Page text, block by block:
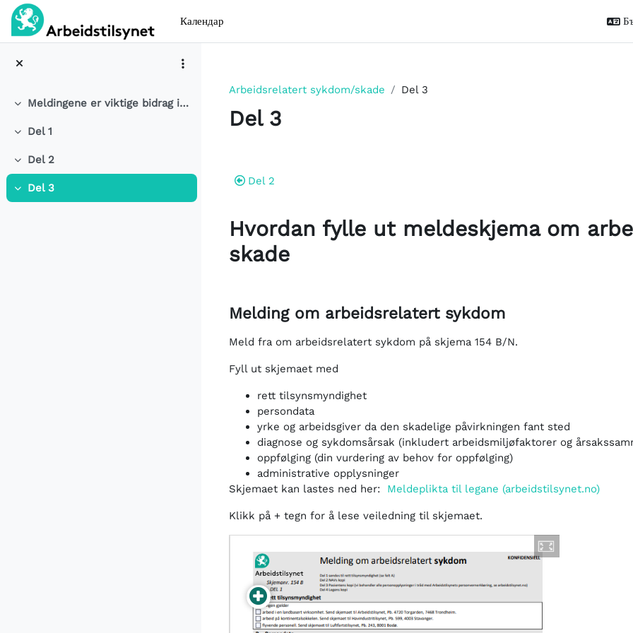
Прескочи на основното съдържание
Календар
Разгъване
Meldingene er viktige bidrag i arbeidet for å forebygge arbeidsrelatert sykdom og skade
Разгъване
Del 1
Разгъване
Del 2
Разгъване
Del 3
Arbeidsrelatert sykdom/skade Del 3
Del 3
Del 2
Hvordan fylle ut meldeskjema om
skade
Melding om arbeidsrelatert sykdom
Meld fra om arbeidsrelatert sykdom på skjema 154 B/N.
Fyll ut skjemaet med
rett tilsynsmyndighet
persondata
yrke og arbeidsgiver da den skadelige påvirkningen fant sted
diagnose og sykdomsårsak (inkludert arbeidsmiljøfaktorer og
oppfølging (din vurdering av behov for oppfølging)
administrative opplysninger
Skjemaet kan lastes ned her: Meldeplikta til legane (arbeidstilsynet.no)
Klikk på + tegn for å lese veiledning til skjemaet.